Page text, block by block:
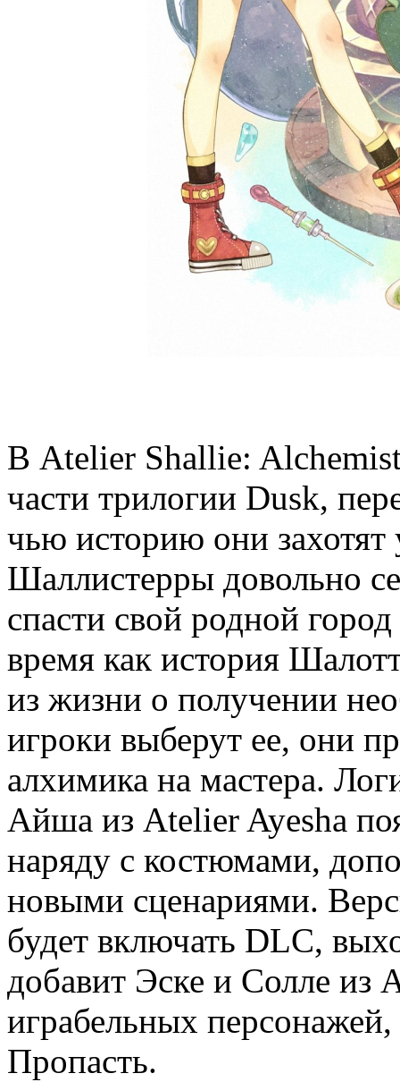
В Atelier Shallie:
части трилогии Dusk,
чью историю они захотят
Шаллистерры довольно
спасти свой родной
время как история
из жизни о получении
игроки выберут ее, они
алхимика на мастера.
Айша из Atelier Ayesha
наряду с костюмами,
новыми сценариями.
будет включать DLC,
добавит Эске и Солле из
играбельных
Пропасть.